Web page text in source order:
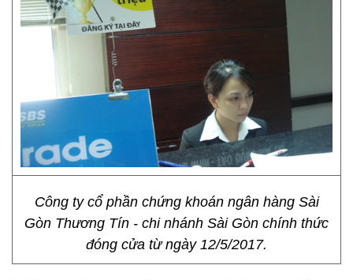
Công ty cổ phần chứng khoán ngân hàng Sài
Gòn Thương Tín - chi nhánh Sài Gòn chính thức
đóng cửa từ ngày 12/5/2017.